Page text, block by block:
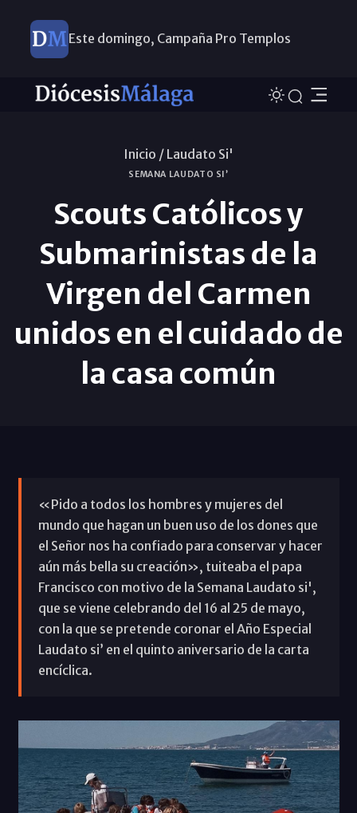
Este domingo, Campaña Pro Templos
Inicio / Laudato Si'
SEMANA LAUDATO SI’
Scouts Católicos y
Submarinistas de la
Virgen del Carmen
unidos en el cuidado de
la casa común
«Pido a todos los hombres y mujeres del
mundo que hagan un buen uso de los dones que
el Señor nos ha confiado para conservar y hacer
aún más bella su creación», tuiteaba el papa
Francisco con motivo de la Semana Laudato si',
que se viene celebrando del 16 al 25 de mayo,
con la que se pretende coronar el Año Especial
Laudato si’ en el quinto aniversario de la carta
encíclica.